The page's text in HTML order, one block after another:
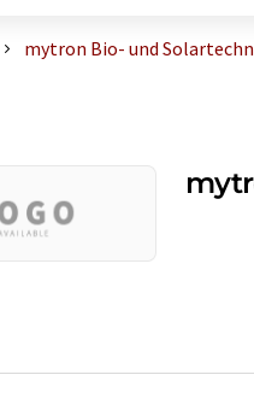
mytron Bio- und